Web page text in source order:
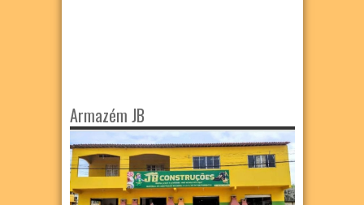
Armazém JB